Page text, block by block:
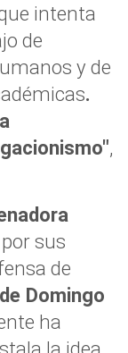
intenta
de
y de
.
,
por sus
de
Domingo
ha
la idea